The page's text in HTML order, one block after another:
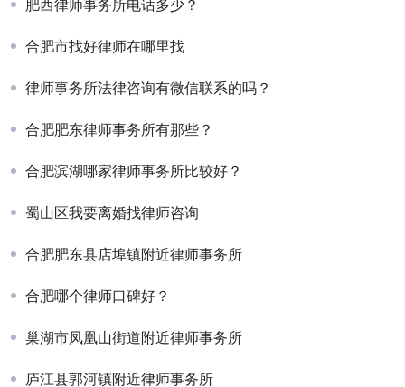
肥西律师事务所电话多少？
合肥市找好律师在哪里找
律师事务所法律咨询有微信联系的吗？
合肥肥东律师事务所有那些？
合肥滨湖哪家律师事务所比较好？
蜀山区我要离婚找律师咨询
合肥肥东县店埠镇附近律师事务所
合肥哪个律师口碑好？
巢湖市凤凰山街道附近律师事务所
庐江县郭河镇附近律师事务所